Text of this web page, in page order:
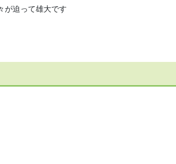
が迫って雄大です